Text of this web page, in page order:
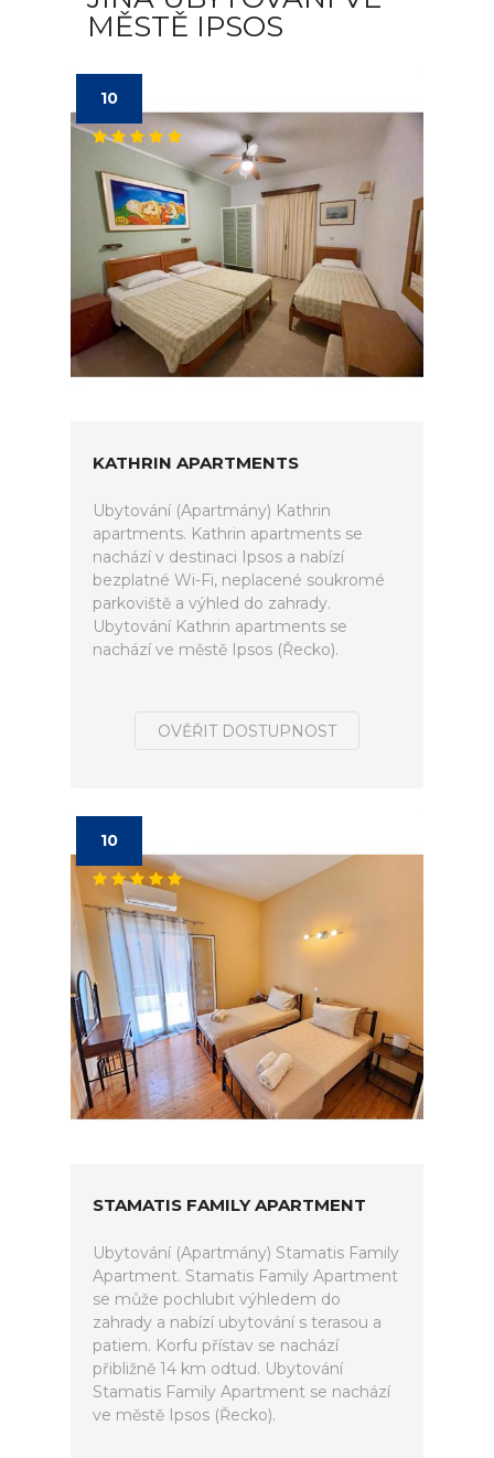
MĚSTĚ IPSOS
10
KATHRIN APARTMENTS
Ubytování (Apartmány) Kathrin
apartments. Kathrin apartments se
nachází v destinaci Ipsos a nabízí
bezplatné Wi-Fi, neplacené soukromé
parkoviště a výhled do zahrady.
Ubytování Kathrin apartments se
nachází ve městě Ipsos (Řecko).
OVĚŘIT DOSTUPNOST
10
STAMATIS FAMILY APARTMENT
Ubytování (Apartmány) Stamatis Family
Apartment. Stamatis Family Apartment
se může pochlubit výhledem do
zahrady a nabízí ubytování s terasou a
patiem. Korfu přístav se nachází
přibližně 14 km odtud. Ubytování
Stamatis Family Apartment se nachází
ve městě Ipsos (Řecko).